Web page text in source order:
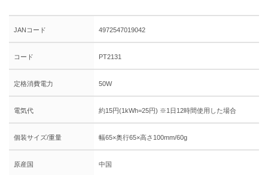
JANコード 4972547019042
コード PT2131
定格消費電力 50W
電気代 約15円(1kWh=25円) ※1日12時間使用した場合
個装サイズ/重量 幅65×奥行65×高さ100mm/60g
原産国 中国